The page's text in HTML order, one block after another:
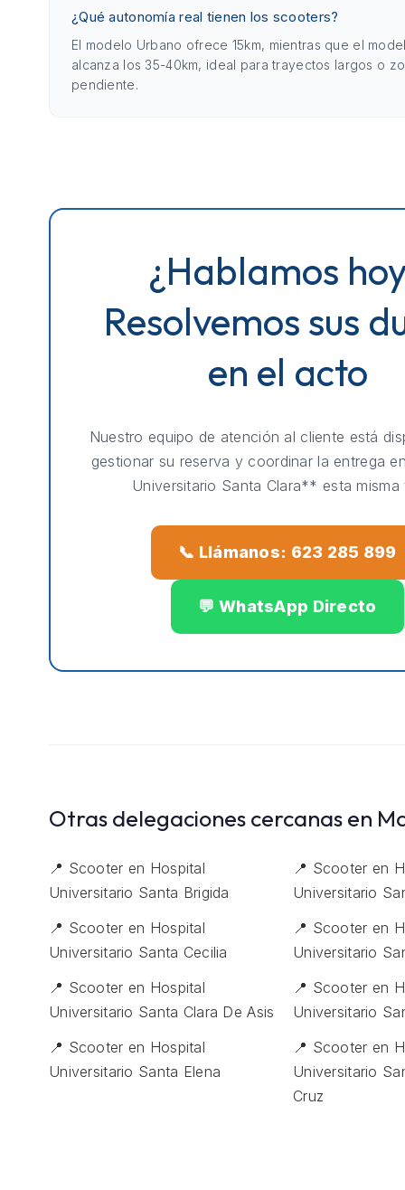
¿Qué autonomía real tienen los scooters?
El modelo Urbano ofrece 15km, mientras que el
alcanza los 35-40km, ideal para trayectos largos o
pendiente.
¿Hablamos
Resolvemos sus
en el acto
Nuestro equipo de atención al cliente está
gestionar su reserva y coordinar la entrega
Universitario Santa Clara** esta misma
📞 Llámanos: 623 285 899
💬 WhatsApp Directo
Otras delegaciones cercanas en
📍 Scooter en Hospital
Universitario Santa Brigida
📍 Scooter en
Universitario
📍 Scooter en Hospital
Universitario Santa Cecilia
📍 Scooter en
Universitario
📍 Scooter en Hospital
Universitario Santa Clara De Asis
📍 Scooter en
Universitario
📍 Scooter en Hospital
Universitario Santa Elena
📍 Scooter en
Universitario
Cruz